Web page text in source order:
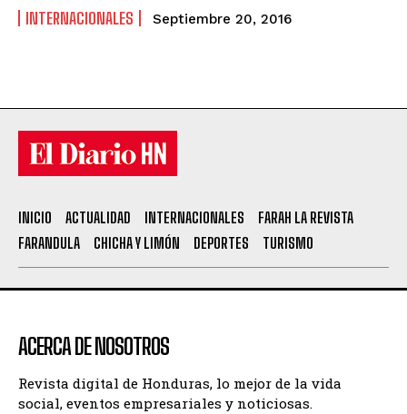
INTERNACIONALES Septiembre 20, 2016
INICIO ACTUALIDAD INTERNACIONALES
FARAH LA REVISTA
FARANDULA
CHICHA Y LIMÓN DEPORTES TURISMO
ACERCA DE NOSOTROS
Revista digital de Honduras, lo mejor de la vida
social, eventos empresariales y noticiosas.